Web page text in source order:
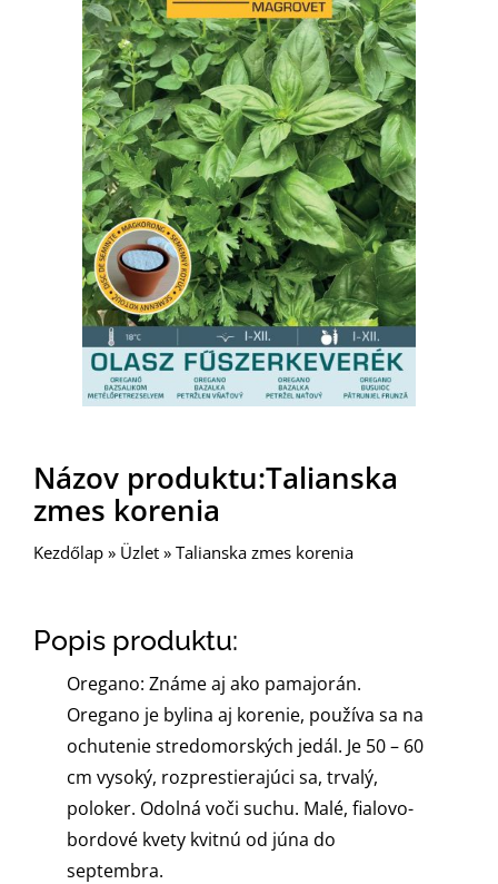
Názov produktu:Talianska
zmes korenia
Kezdőlap » Üzlet » Talianska zmes korenia
Popis produktu:
Oregano: Známe aj ako pamajorán.
Oregano je bylina aj korenie, používa sa na
ochutenie stredomorských jedál. Je 50 – 60
cm vysoký, rozprestierajúci sa, trvalý,
poloker. Odolná voči suchu. Malé, fialovo-
bordové kvety kvitnú od júna do
septembra.